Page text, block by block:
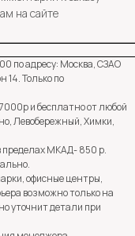
на сайте
по адресу: Москва, СЗАО
14. Только по
и бесплатно от любой
Левобережный, Химки,
пределах МКАД- 850 р.
офисные центры,
возможно только на
уточнит детали при